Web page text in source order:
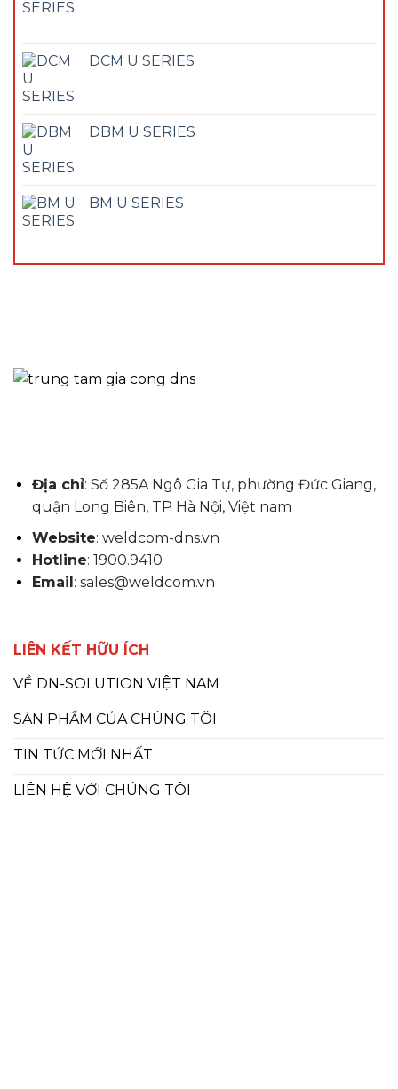
DCM U SERIES
DBM U SERIES
BM U SERIES
Địa chỉ: Số 285A Ngô Gia Tự, phường Đức Giang,
quận Long Biên, TP Hà Nội, Việt nam
Website: weldcom-dns.vn
Hotline: 1900.9410
Email: sales@weldcom.vn
LIÊN KẾT HỮU ÍCH
VỀ DN-SOLUTION VIỆT NAM
SẢN PHẨM CỦA CHÚNG TÔI
TIN TỨC MỚI NHẤT
LIÊN HỆ VỚI CHÚNG TÔI